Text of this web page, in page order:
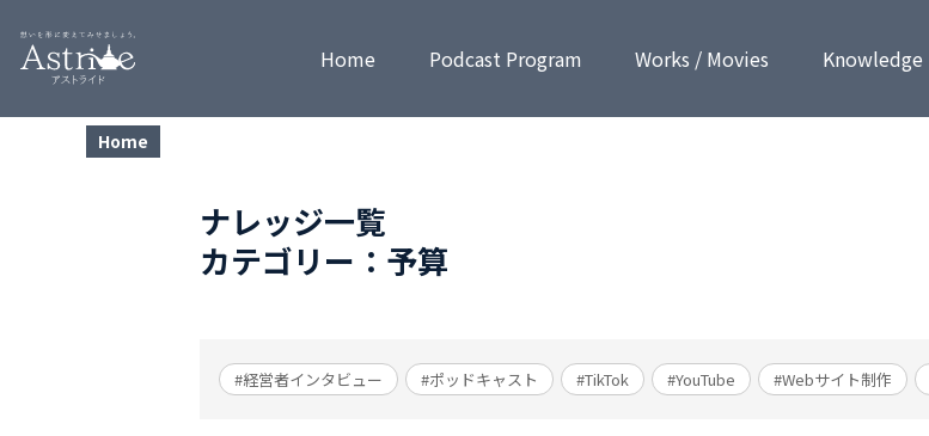
Home
Home Podcast Program Works / Movies Know­ledge
ナレッジ一覧
カテゴリー：予算
#経営者インタビュー #ポッドキャスト #TikTok #YouTube #Webサイト制作